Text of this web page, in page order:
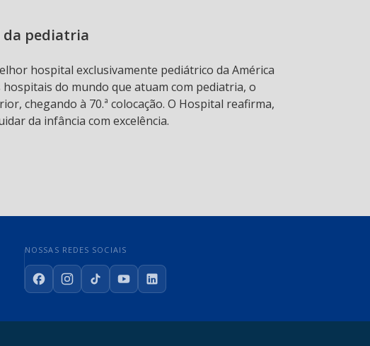
da pediatria
hospital exclusivamente pediátrico da América
do mundo que atuam com pediatria, o
chegando à 70.ª colocação. O Hospital reafirma,
da infância com excelência.
NOSSAS REDES SOCIAIS
FacebookInstagram
TikTokYouTubeLinkedIn